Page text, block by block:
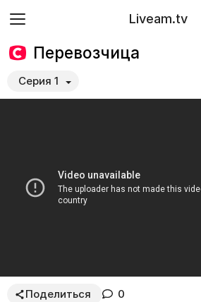
Liveam.tv
Перевозчица
Серия 1
Поделиться 0